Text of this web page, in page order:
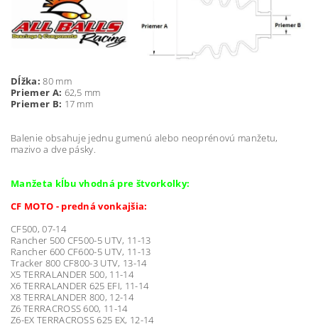
Dĺžka: 80 mm
Priemer A: 62,5 mm
Priemer B: 17 mm
Balenie obsahuje jednu gumenú alebo neoprénovú manžetu,
mazivo a dve pásky.
Manžeta kĺbu vhodná pre štvorkolky:
CF MOTO - predná vonkajšia:
CF500, 07-14
Rancher 500 CF500-5 UTV, 11-13
Rancher 600 CF600-5 UTV, 11-13
Tracker 800 CF800-3 UTV, 13-14
X5 TERRALANDER 500, 11-14
X6 TERRALANDER 625 EFI, 11-14
X8 TERRALANDER 800, 12-14
Z6 TERRACROSS 600, 11-14
Z6-EX TERRACROSS 625 EX, 12-14